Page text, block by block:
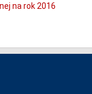
na rok 2016